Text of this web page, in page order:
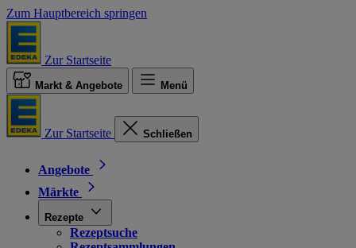
Zum Hauptbereich springen
Zur Startseite
Markt & Angebote Menü
Zur Startseite Schließen
Angebote
Märkte
Rezepte
Rezeptsuche